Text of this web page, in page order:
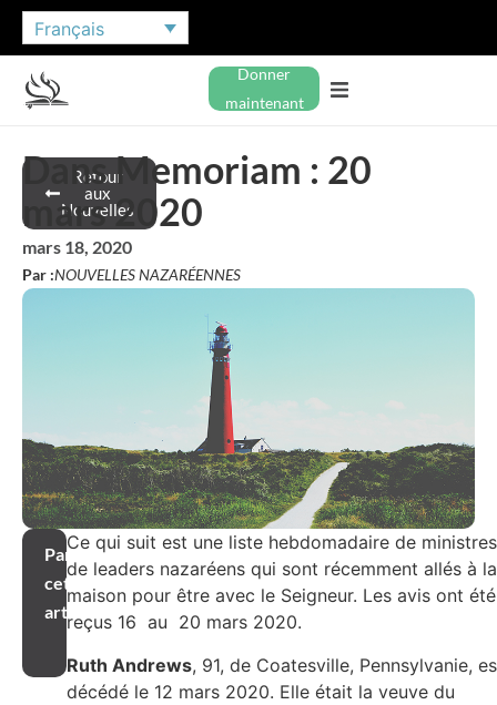
Français
Donner
maintenant
Retour
aux
Nouvelles
Dans Memoriam : 20
mars 2020
mars 18, 2020
Par :NOUVELLES NAZARÉENNES
Partager
cet
article
Ce qui suit est une liste hebdomadaire de
de leaders nazaréens qui sont récemment allés à la
maison pour être avec le Seigneur. Les avis ont été
reçus 16 au 20 mars 2020.
Ruth Andrews, 91, de Coatesville, Pennsylvanie,
décédé le 12 mars 2020. Elle était la veuve du